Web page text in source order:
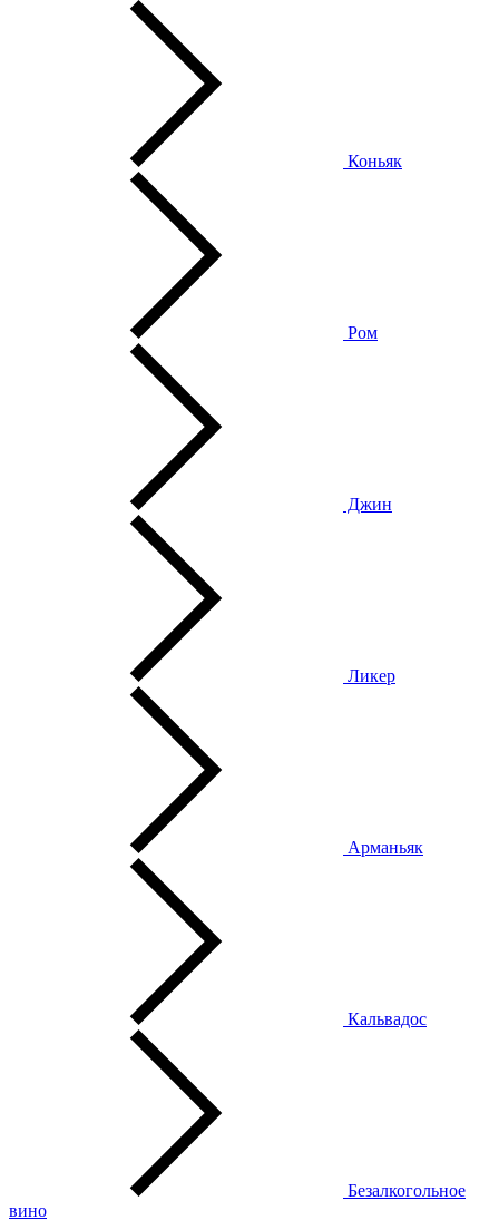
Коньяк
Ром
Джин
Ликер
Арманьяк
Кальвадос
Безалкогольное
вино